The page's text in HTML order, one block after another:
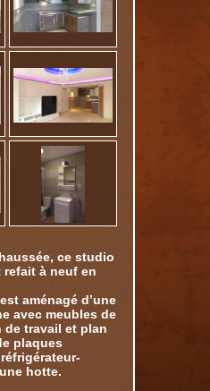
ce studio
refait à neuf en
aménagé d’une
avec meubles de
de travail et plan
plaques
hotte.